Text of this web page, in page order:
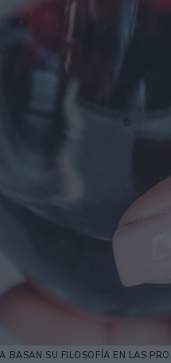
BASAN SU FILOSOFÍA EN LAS